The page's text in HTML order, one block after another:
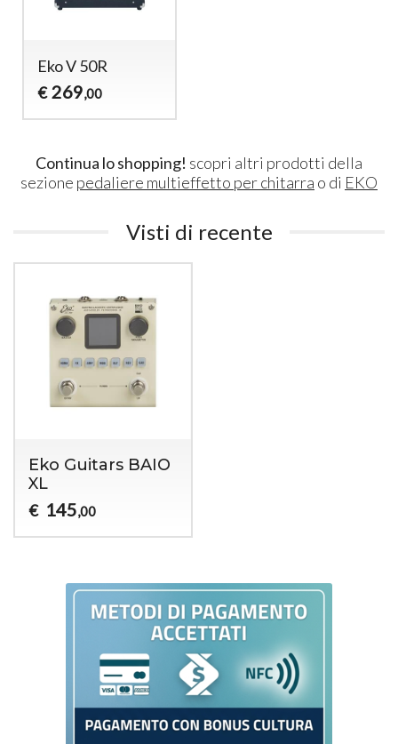
Eko V 50R
€ 269,00
Continua lo shopping! scopri altri prodotti della
sezione pedaliere multieffetto per chitarra o di EKO
Visti di recente
Eko Guitars BAIO
XL
€ 145,00